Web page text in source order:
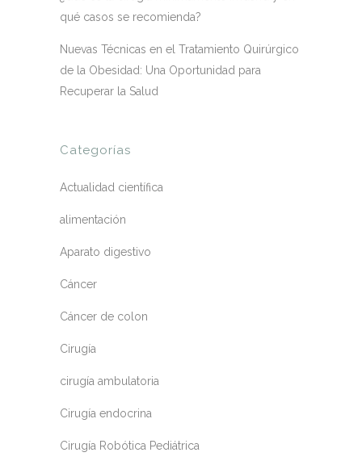
qué casos se recomienda?
Nuevas Técnicas en el Tratamiento Quirúrgico
de la Obesidad: Una Oportunidad para
Recuperar la Salud
Categorías
Actualidad científica
alimentación
Aparato digestivo
Cáncer
Cáncer de colon
Cirugía
cirugía ambulatoria
Cirugía endocrina
Cirugía Robótica Pediátrica